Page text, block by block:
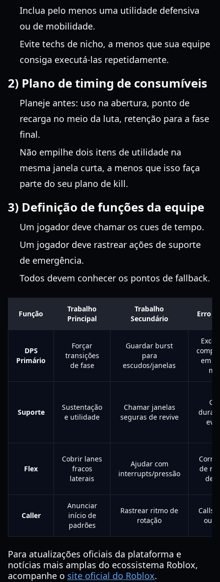
Inclua pelo menos uma utilidade defensiva
ou de mobilidade.
Evite techs de nicho, a menos que sua equipe
consiga executá-las repetidamente.
2) Plano de timing de consumíveis
Planeje antes: uso na abertura, ponto de
recarga no meio da luta, retenção para a fase
final.
Não empilhe dois itens de utilidade na
mesma janela curta, a menos que isso faça
parte do seu plano de kill.
3) Definição de funções da equipe
Um jogador deve chamar os cues de tempo.
Um jogador deve rastrear ações de suporte
de emergência.
Todos devem conhecer os pontos de fallback.
Função
Trabalho
Principal
Trabalho
Secundário
Erro
DPS
Primário
Forçar
transições
de fase
Guardar burst
para
escudos/janelas
em
Suporte
Sustentação
e utilidade
Chamar janelas
seguras de revive
Flex
Cobrir lanes
fracos
laterais
Ajudar com
interrupts/pressão
de
de
Caller
Anunciar
início de
padrões
Rastrear ritmo de
rotação
Calls
ou
Para atualizações oficiais da plataforma e
notícias mais amplas do ecossistema Roblox,
acompanhe o site oficial do Roblox.